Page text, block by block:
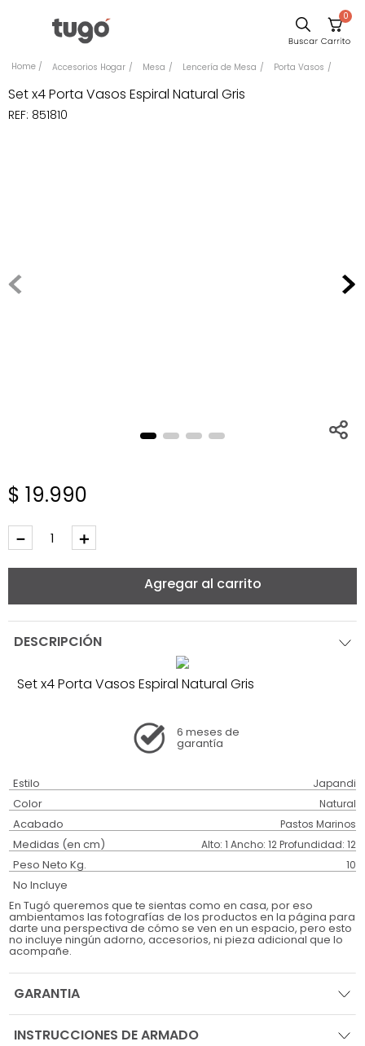
0
Accesorios Hogar Mesa Lencería de Mesa Porta Vasos
Set x4 Porta Vasos Espiral Natural Gris
REF: 851810
$ 19.990
＋
－
Agregar al carrito
DESCRIPCIÓN
Set x4 Porta Vasos Espiral Natural Gris
6 meses de
garantía
Estilo Japandi
Color Natural
Acabado Pastos Marinos
Medidas (en cm) Alto: 1 Ancho: 12 Profundidad: 12
Peso Neto Kg. 10
No Incluye
En Tugó queremos que te sientas como en casa, por eso
ambientamos las fotografías de los productos en la página para
darte una perspectiva de cómo se ven en un espacio, pero esto
no incluye ningún adorno, accesorios, ni pieza adicional que lo
acompañe.
GARANTIA
INSTRUCCIONES DE ARMADO
Sillas
Escritorio